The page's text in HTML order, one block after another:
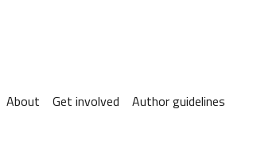
About Get involved Author guidelines